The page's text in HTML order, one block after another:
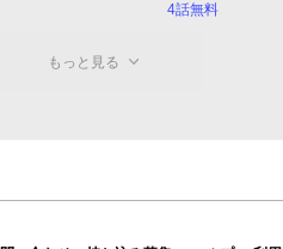
4話無料
もっと見る